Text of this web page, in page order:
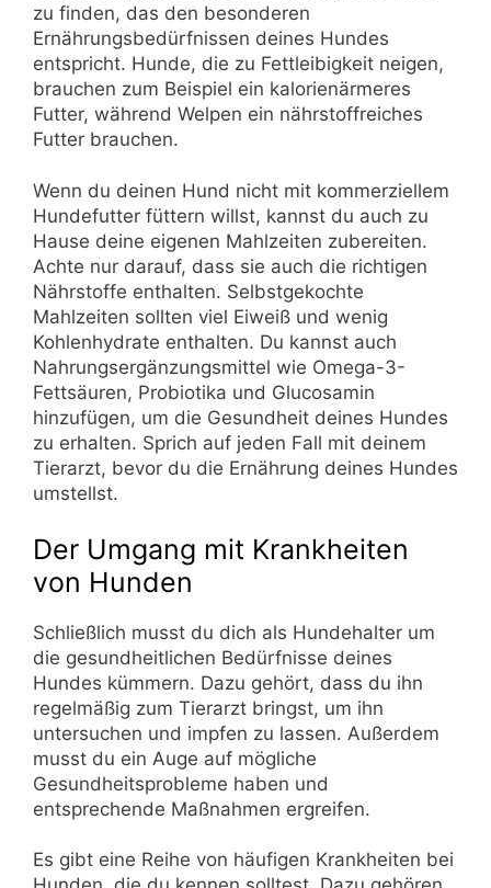
zu finden, das den besonderen
Ernährungsbedürfnissen deines Hundes
entspricht. Hunde, die zu Fettleibigkeit neigen,
brauchen zum Beispiel ein kalorienärmeres
Futter, während Welpen ein nährstoffreiches
Futter brauchen.
Wenn du deinen Hund nicht mit kommerziellem
Hundefutter füttern willst, kannst du auch zu
Hause deine eigenen Mahlzeiten zubereiten.
Achte nur darauf, dass sie auch die richtigen
Nährstoffe enthalten. Selbstgekochte
Mahlzeiten sollten viel Eiweiß und wenig
Kohlenhydrate enthalten. Du kannst auch
Nahrungsergänzungsmittel wie Omega-3-
Fettsäuren, Probiotika und Glucosamin
hinzufügen, um die Gesundheit deines Hundes
zu erhalten. Sprich auf jeden Fall mit deinem
Tierarzt, bevor du die Ernährung deines Hundes
umstellst.
Der Umgang mit Krankheiten
von Hunden
Schließlich musst du dich als Hundehalter um
die gesundheitlichen Bedürfnisse deines
Hundes kümmern. Dazu gehört, dass du ihn
regelmäßig zum Tierarzt bringst, um ihn
untersuchen und impfen zu lassen. Außerdem
musst du ein Auge auf mögliche
Gesundheitsprobleme haben und
entsprechende Maßnahmen ergreifen.
Es gibt eine Reihe von häufigen Krankheiten bei